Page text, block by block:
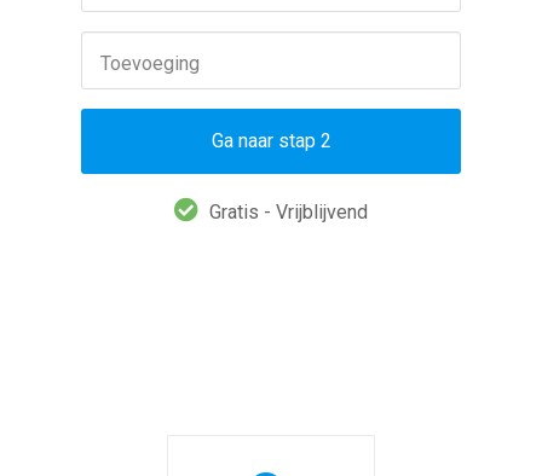
Toevoeging
Ga naar stap 2
Gratis - Vrijblijvend